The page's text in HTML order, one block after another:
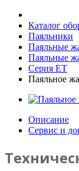
Каталог
Паяльники
Паяльные
Паяльные
Серия ET
Паяльное
Описание
Сервис и